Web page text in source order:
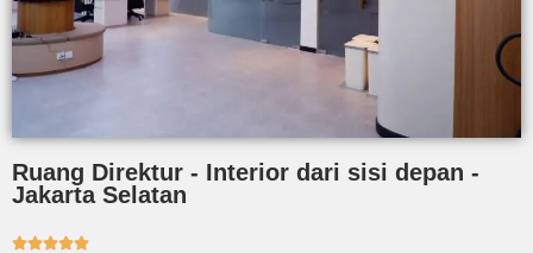
Ruang Direktur - Interior dari sisi depan -
Jakarta Selatan
